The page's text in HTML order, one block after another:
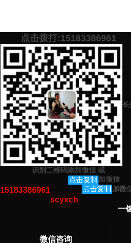
预约营销老师 添加微信号：
案！
上一篇：新时代中有关供销合作的方案
下一篇：严谨富有逻辑的合同诉状怎样
猜你感兴趣的内容
暂无相关文章！
点击拨打:15183386961
长
识别二维码添加微信 或
点击复制
15183386961
加微信
点击复制
scyxch
加微
一
微信咨询